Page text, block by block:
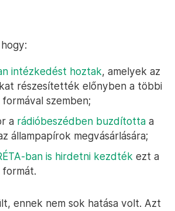
intézkedést hoztak, amelyek az
részesítették előnyben a többi
szemben;
a rádióbeszédben buzdította a
állampapírok megvásárlására;
ban is hirdetni kezdték ezt a
ennek nem sok hatása volt. Azt